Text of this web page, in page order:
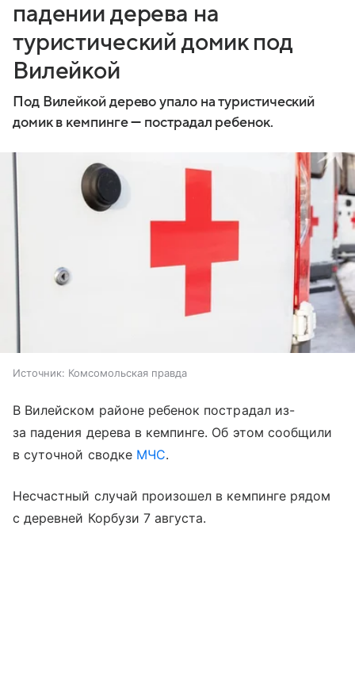
падении дерева на
туристический домик под
Вилейкой
Под Вилейкой дерево упало на туристический
домик в кемпинге — пострадал ребенок.
Источник: Комсомольская правда
В Вилейском районе ребенок пострадал из-
за падения дерева в кемпинге. Об этом сообщили
в суточной сводке МЧС.
Несчастный случай произошел в кемпинге рядом
с деревней Корбузи 7 августа.